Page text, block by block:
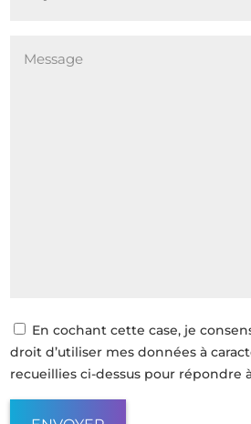
En cochant cette case, je
droit d’utiliser mes données à
recueillies ci-dessus pour répondre